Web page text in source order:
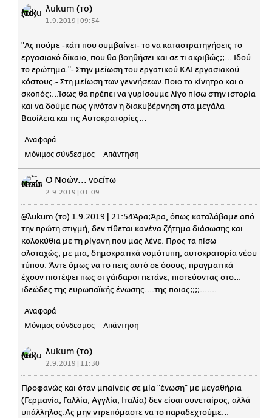
λukum (το)
1.9.2019 | 09:54
"Ας πούμε -κάτι που συμβαίνει- το να καταστρατηγήσεις το
εργασιακό δίκαιο, που θα βοηθήσει και σε τι ακριβώς;;... Ιδού
το ερώτημα."- Στην μείωση του εργατικού ΚΑΙ εργασιακού
κόστους.- Στη μείωση των γεννήσεων.Ποιο το κίνητρο και ο
σκοπός;...Ίσως θα πρέπει να γυρίσουμε λίγο πίσω στην ιστορία
και να δούμε πως γινόταν η διακυβέρνηση στα μεγάλα
Βασίλεια και τις Αυτοκρατορίες...
Αναφορά
Μόνιμος σύνδεσμος
Απάντηση
Ο Νοών... νοείτω
2.9.2019 | 01:09
@λukum (το) 1.9.2019 | 21:54Άρα;Άρα, όπως καταλάβαμε από
την πρώτη στιγμή, δεν τίθεται κανένα ζήτημα διάσωσης και
κολοκύθια με τη ρίγανη που μας λένε. Προς τα πίσω
ολοταχώς, με μια, δημοκρατικά νομότυπη, αυτοκρατορία νέου
τύπου. Άντε όμως να το πεις αυτό σε όσους, πραγματικά
έχουν πιστέψει πως οι γάιδαροι πετάνε, πιστεύοντας στο...
ιδεώδες της ευρωπαϊκής ένωσης....της ποιας;;;;.......
Αναφορά
Μόνιμος σύνδεσμος
Απάντηση
λukum (το)
2.9.2019 | 11:30
Προφανώς και όταν μπαίνεις σε μία "ένωση" με μεγαθήρια
(Γερμανία, Γαλλία, Αγγλία, Ιταλία) δεν είσαι συνεταίρος, αλλά
υπάλληλος.Ας μην ντρεπόμαστε να το παραδεχτούμε...